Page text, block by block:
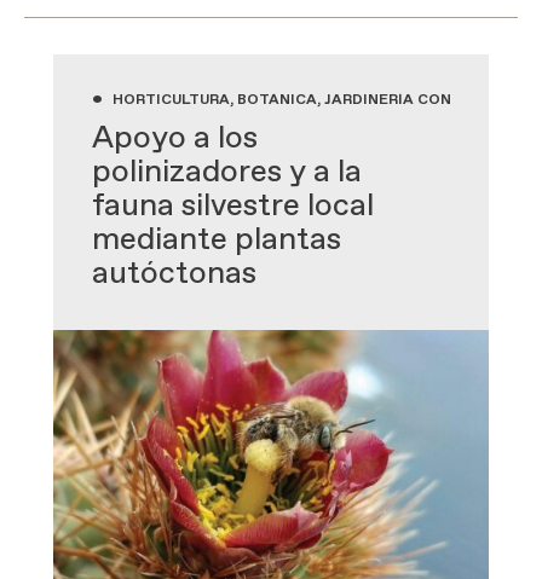
• HORTICULTURA, BOTÁNICA, JARDINERÍA CON PLANTAS
Apoyo a los
polinizadores y a la
fauna silvestre local
mediante plantas
autóctonas